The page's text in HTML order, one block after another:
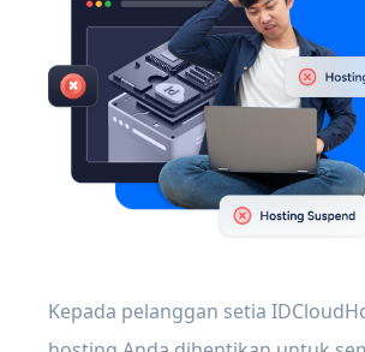
Kepada pelanggan setia